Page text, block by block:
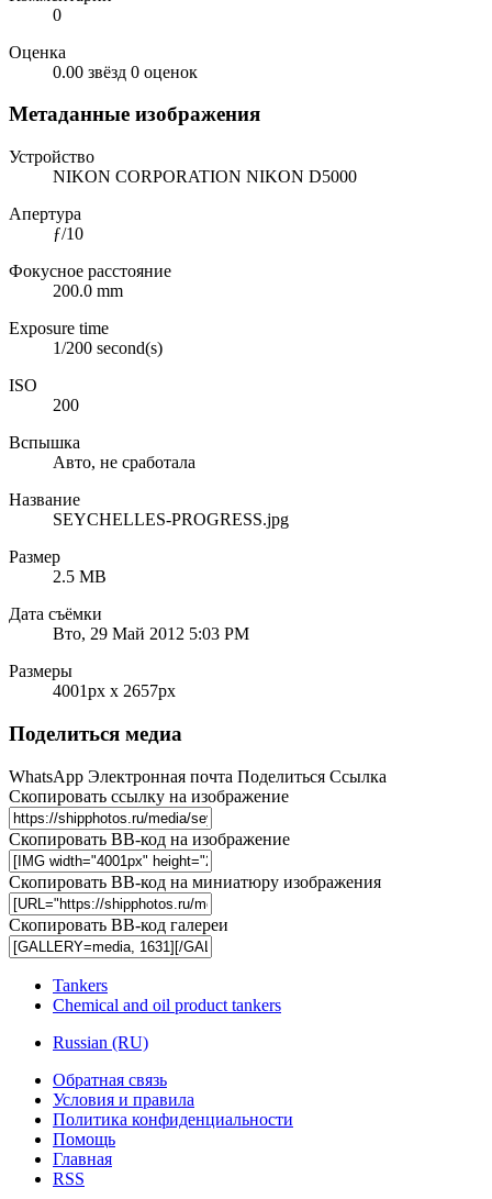
0
Оценка
0.00 звёзд 0 оценок
Метаданные изображения
Устройство
NIKON CORPORATION NIKON D5000
Апертура
ƒ/10
Фокусное расстояние
200.0 mm
Exposure time
1/200 second(s)
ISO
200
Вспышка
Авто, не сработала
Название
SEYCHELLES-PROGRESS.jpg
Размер
2.5 MB
Дата съёмки
Вто, 29 Май 2012 5:03 PM
Размеры
4001px x 2657px
Поделиться медиа
WhatsApp Электронная почта Поделиться Ссылка
Скопировать ссылку на изображение
Скопировать BB-код на изображение
Скопировать BB-код на миниатюру изображения
Скопировать BB-код галереи
Tankers
Chemical and oil product tankers
Russian (RU)
Обратная связь
Условия и правила
Политика конфиденциальности
Помощь
Главная
RSS